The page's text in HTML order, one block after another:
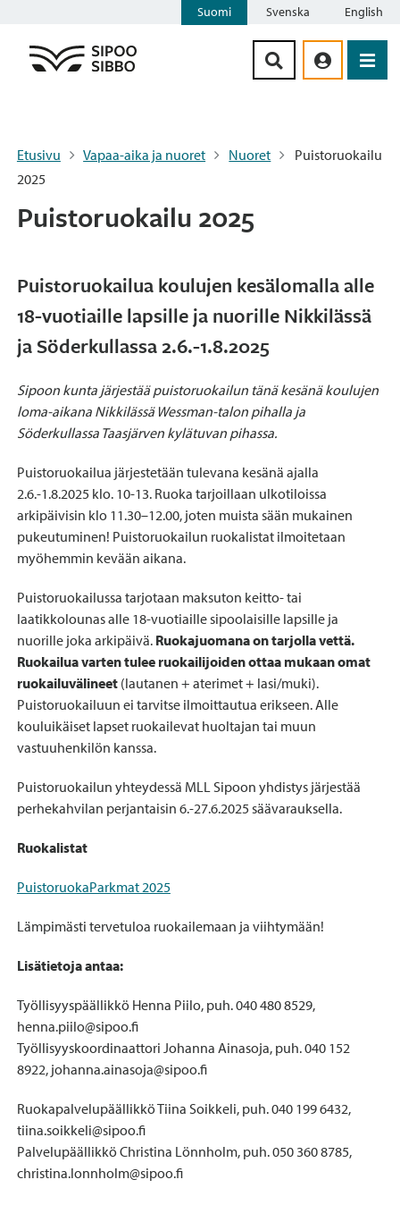
Suomi Svenska English
Etusivu Vapaa-aika ja nuoret Nuoret
Puistoruokailu
2025
Puistoruokailu 2025
Puistoruokailua koulujen kesälomalla alle
18-vuotiaille lapsille ja nuorille Nikkilässä
ja Söderkullassa 2.6.-1.8.2025
Sipoon kunta järjestää puistoruokailun tänä kesänä koulujen
loma-aikana Nikkilässä Wessman-talon pihalla ja
Söderkullassa Taasjärven kylätuvan pihassa.
Puistoruokailua järjestetään tulevana kesänä ajalla
2.6.-1.8.2025 klo. 10-13. Ruoka tarjoillaan ulkotiloissa
arkipäivisin klo 11.30–12.00, joten muista sään mukainen
pukeutuminen! Puistoruokailun ruokalistat ilmoitetaan
myöhemmin kevään aikana.
Puistoruokailussa tarjotaan maksuton keitto- tai
laatikkolounas alle 18-vuotiaille sipoolaisille lapsille ja
nuorille joka arkipäivä. Ruokajuomana on tarjolla vettä.
Ruokailua varten tulee ruokailijoiden ottaa mukaan omat
ruokailuvälineet(lautanen + aterimet + lasi/muki).
Puistoruokailuun ei tarvitse ilmoittautua erikseen. Alle
kouluikäiset lapset ruokailevat huoltajan tai muun
vastuuhenkilön kanssa.
Puistoruokailun yhteydessä MLL Sipoon yhdistys järjestää
perhekahvilan perjantaisin 6.-27.6.2025 säävarauksella.
Ruokalistat
PuistoruokaParkmat 2025
Lämpimästi tervetuloa ruokailemaan ja viihtymään!
Lisätietoja antaa:
Työllisyyspäällikkö Henna Piilo, puh. 040 480 8529,
henna.piilo@sipoo.fi
Työllisyyskoordinaattori Johanna Ainasoja, puh. 040 152
8922, johanna.ainasoja@sipoo.fi
Ruokapalvelupäällikkö Tiina Soikkeli, puh. 040 199 6432,
tiina.soikkeli@sipoo.fi
Palvelupäällikkö Christina Lönnholm, puh. 050 360 8785,
christina.lonnholm@sipoo.fi